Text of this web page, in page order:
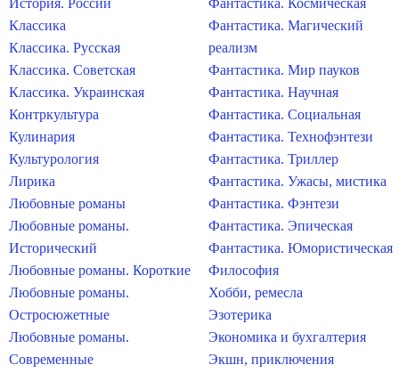
История. России
Классика
Классика. Русская
Классика. Советская
Классика. Украинская
Контркультура
Кулинария
Культурология
Лирика
Любовные романы
Любовные романы.
Исторический
Любовные романы. Короткие
Любовные романы.
Остросюжетные
Любовные романы.
Современные
Фантастика. Космическая
Фантастика. Магический
реализм
Фантастика. Мир пауков
Фантастика. Научная
Фантастика. Социальная
Фантастика. Технофэнтези
Фантастика. Триллер
Фантастика. Ужасы, мистика
Фантастика. Фэнтези
Фантастика. Эпическая
Фантастика. Юмористическая
Философия
Хобби, ремесла
Эзотерика
Экономика и бухгалтерия
Экшн, приключения